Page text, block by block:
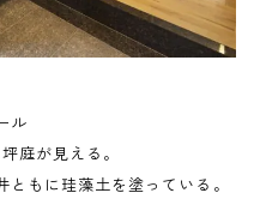
ル
庭が見える。
もに珪藻土を塗っている。